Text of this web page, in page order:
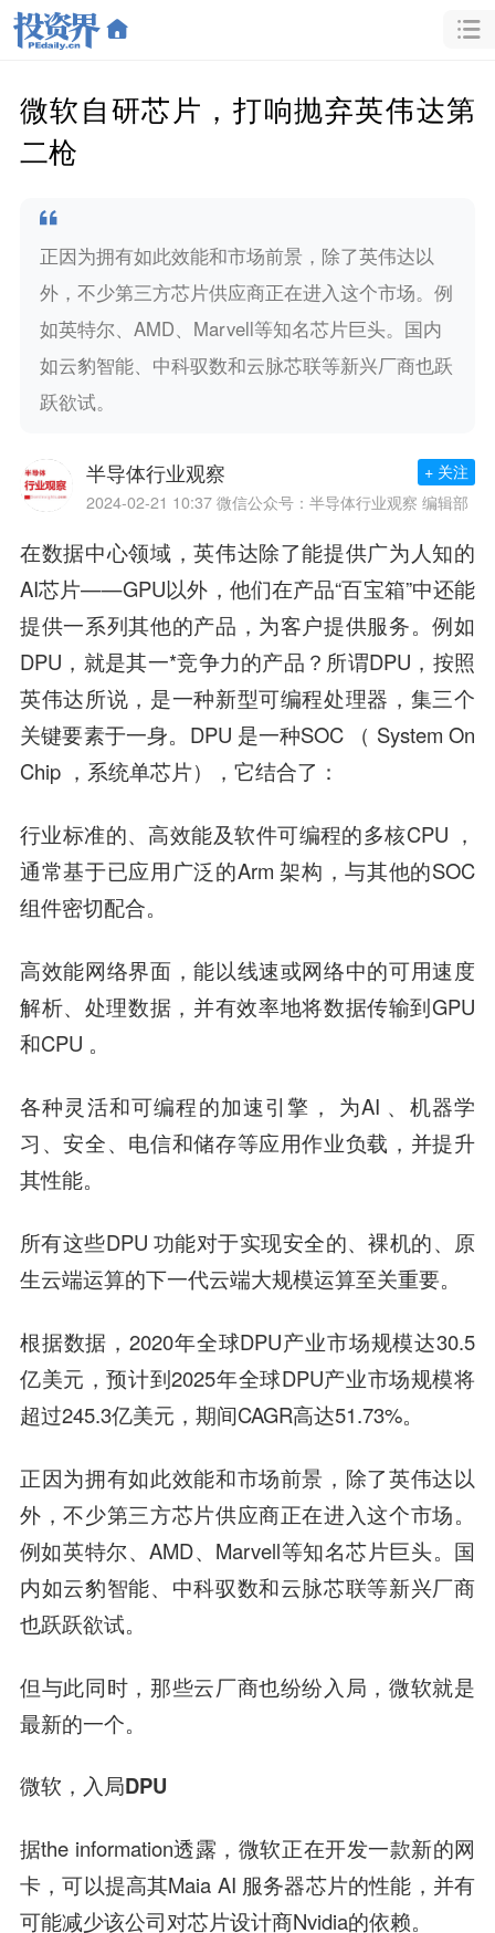
微软自研芯片，打响抛弃英伟达第
二枪
正因为拥有如此效能和市场前景，除了英伟达以
外，不少第三方芯片供应商正在进入这个市场。例
如英特尔、AMD、Marvell等知名芯片巨头。国内
如云豹智能、中科驭数和云脉芯联等新兴厂商也跃
跃欲试。
半导体行业观察
2024-02-21 10:37 微信公众号：半导体行业观察 编辑部
+ 关注
在数据中心领域，英伟达除了能提供广为人知的
AI芯片——GPU以外，他们在产品“百宝箱”中还能
提供一系列其他的产品，为客户提供服务。例如
DPU，就是其一*竞争力的产品？所谓DPU，按照
英伟达所说，是一种新型可编程处理器，集三个
关键要素于一身。DPU 是一种SOC （ System On
Chip ，系统单芯片），它结合了：
行业标准的、高效能及软件可编程的多核CPU ，
通常基于已应用广泛的Arm 架构，与其他的SOC
组件密切配合。
高效能网络界面，能以线速或网络中的可用速度
解析、处理数据，并有效率地将数据传输到GPU
和CPU 。
各种灵活和可编程的加速引擎， 为AI 、机器学
习、安全、电信和储存等应用作业负载，并提升
其性能。
所有这些DPU 功能对于实现安全的、裸机的、原
生云端运算的下一代云端大规模运算至关重要。
根据数据，2020年全球DPU产业市场规模达30.5
亿美元，预计到2025年全球DPU产业市场规模将
超过245.3亿美元，期间CAGR高达51.73%。
正因为拥有如此效能和市场前景，除了英伟达以
外，不少第三方芯片供应商正在进入这个市场。
例如英特尔、AMD、Marvell等知名芯片巨头。国
内如云豹智能、中科驭数和云脉芯联等新兴厂商
也跃跃欲试。
但与此同时，那些云厂商也纷纷入局，微软就是
最新的一个。
微软，入局DPU
据the information透露，微软正在开发一款新的网
卡，可以提高其Maia AI 服务器芯片的性能，并有
可能减少该公司对芯片设计商Nvidia的依赖。